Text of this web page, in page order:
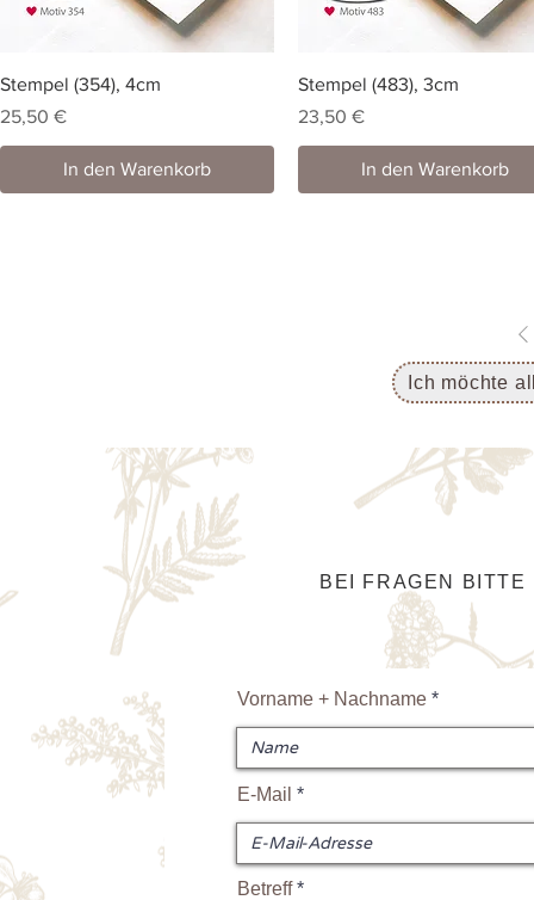
Stempel (354), 4cm
Preis
25,50 €
In den Warenkorb
Stempel (483), 3cm
Preis
23,50 €
In den Warenkorb
Ich möchte
BEI FRAGEN
Vorname + Nachname
E-Mail
Betreff